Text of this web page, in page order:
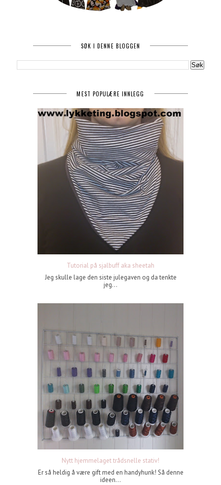
SØK I DENNE BLOGGEN
MEST POPULÆRE INNLEGG
Tutorial på sjalbuff aka sheetah
Jeg skulle lage den siste julegaven og da tenkte
jeg...
Nytt hjemmelaget trådsnelle stativ!
Er så heldig å være gift med en handyhunk! Så denne
ideen...